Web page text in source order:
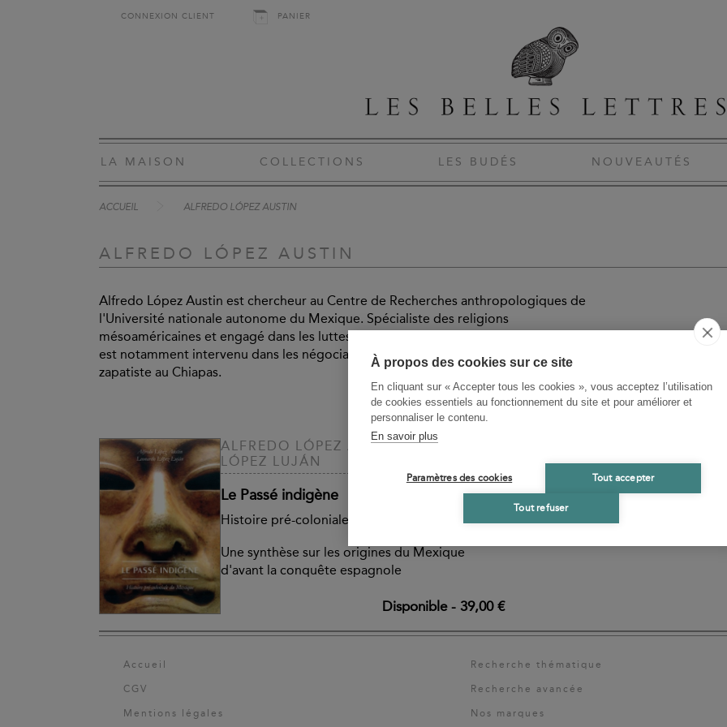
À propos des cookies sur ce site
En cliquant sur « Accepter tous les cookies », vous acceptez l’utilisation
de cookies essentiels au fonctionnement du site et pour améliorer et
personnaliser le contenu.
En savoir plus
Paramètres des cookies Tout accepter
Tout refuser
CONNEXION CLIENT PANIER
LA MAISON COLLECTIONS LES BUDÉS NOUVEAUTÉS
ACCUEIL ALFREDO LÓPEZ AUSTIN
ALFREDO LÓPEZ AUSTIN
Alfredo López Austin est chercheur au Centre de Recherches anthropologiques de
l'Université nationale autonome du Mexique. Spécialiste des religions
mésoaméricaines et engagé dans les luttes de revendication culturelle au Mexique, il
est notamment intervenu dans les négociations ouvertes après le soulèvement
zapatiste au Chiapas.
ALFREDO LÓPEZ AUSTIN, LEONARDO
LÓPEZ LUJÁN
Le Passé indigène
Histoire pré-coloniale du Mexique
Une synthèse sur les origines du Mexique
d'avant la conquête espagnole
Disponible- 39,00 €
Accueil
CGV
Mentions légales
Recherche thématique
Recherche avancée
Nos marques